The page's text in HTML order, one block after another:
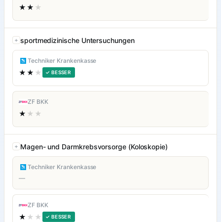
★★ ★
sportmedizinische Untersuchungen
Techniker Krankenkasse
★★ ★ ✓ BESSER
ZF BKK
★ ★★
Magen- und Darmkrebsvorsorge (Koloskopie)
Techniker Krankenkasse
—
ZF BKK
★ ★★ ✓ BESSER